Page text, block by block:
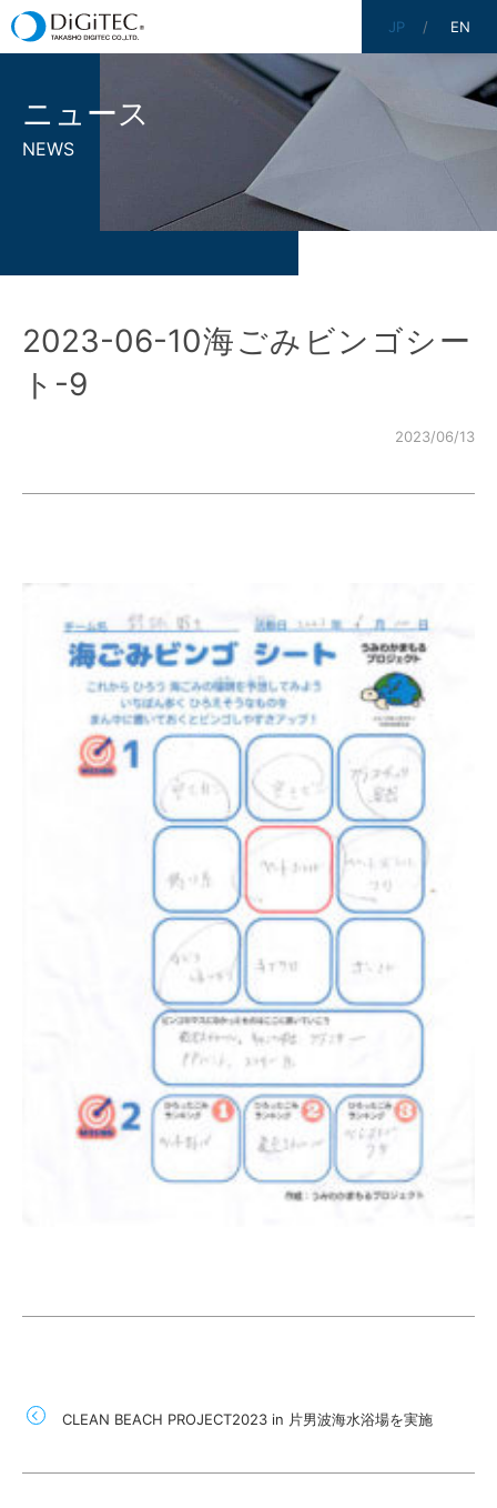
JP EN
ニュース
NEWS
2023-06-10海ごみビンゴシー
ト-9
2023/06/13
CLEAN BEACH PROJECT2023 in 片男波海水浴場を実施